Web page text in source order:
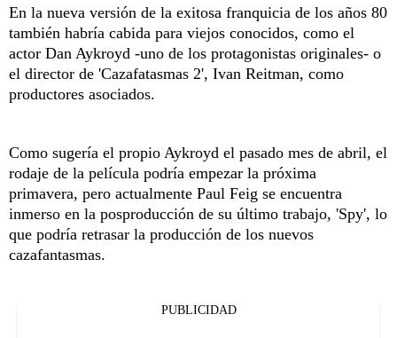
En la nueva versión de la exitosa franquicia de los años 80
también habría cabida para viejos conocidos, como el
actor Dan Aykroyd -uno de los protagonistas originales- o
el director de 'Cazafatasmas 2', Ivan Reitman, como
productores asociados.
Como sugería el propio Aykroyd el pasado mes de abril, el
rodaje de la película podría empezar la próxima
primavera, pero actualmente Paul Feig se encuentra
inmerso en la posproducción de su último trabajo, 'Spy', lo
que podría retrasar la producción de los nuevos
cazafantasmas.
PUBLICIDAD